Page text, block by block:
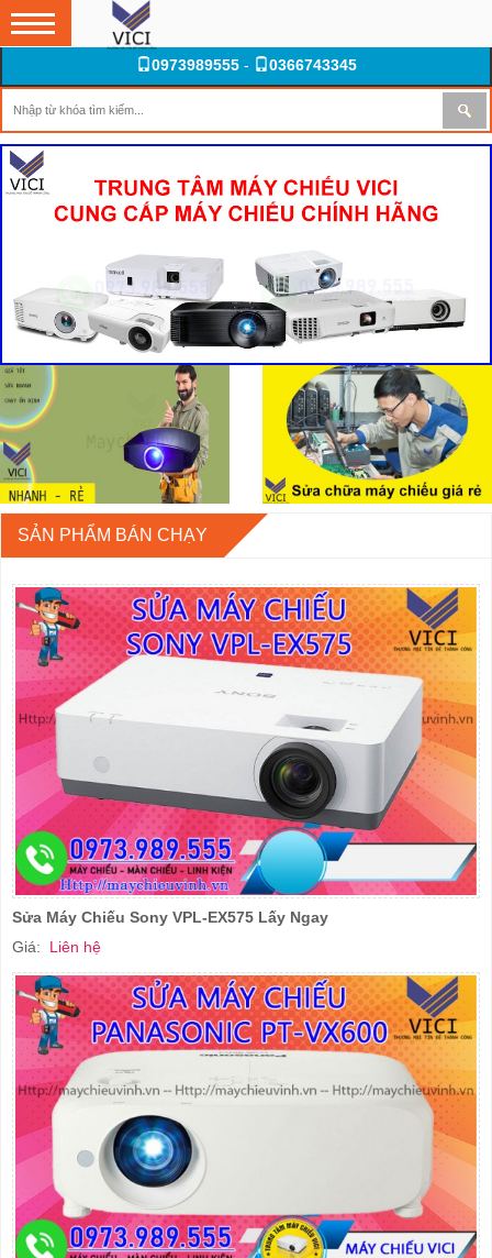
0973989555- 0366743345
SẢN PHẨM BÁN CHẠY
Sửa Máy Chiếu Sony VPL-EX575 Lấy Ngay
Giá: Liên hệ